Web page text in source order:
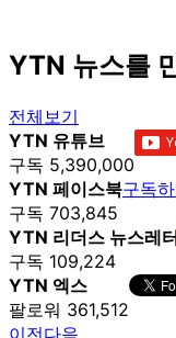
YTN 뉴스를
전체보기
YTN 유튜브
구독 5,390,000
YTN 페이스북
구독 703,845
구독
YTN 리더스 뉴스레
구독 109,224
YTN 엑스
팔로워 361,512
이전다음